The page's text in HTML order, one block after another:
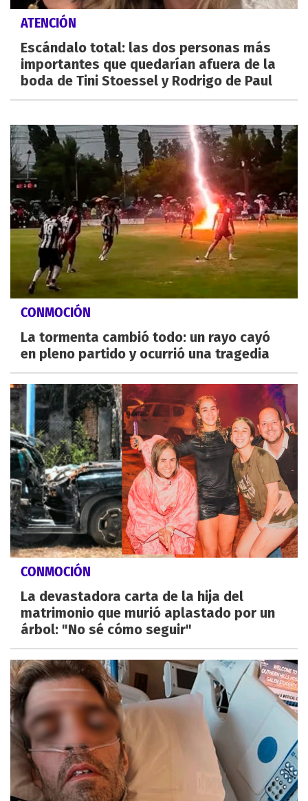
ATENCIÓN
Escándalo total: las dos personas más
importantes que quedarían afuera de la
boda de Tini Stoessel y Rodrigo de Paul
CONMOCIÓN
La tormenta cambió todo: un rayo cayó
en pleno partido y ocurrió una tragedia
CONMOCIÓN
La devastadora carta de la hija del
matrimonio que murió aplastado por un
árbol: "No sé cómo seguir"